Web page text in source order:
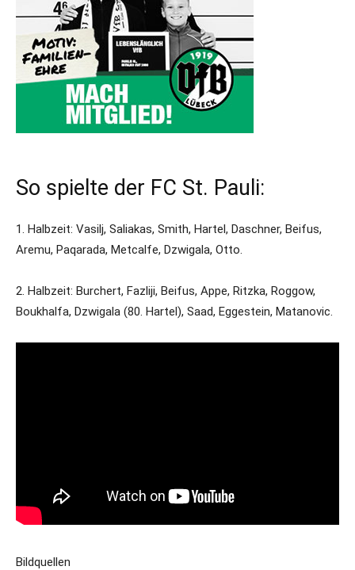
So spielte der FC St. Pauli:
1. Halbzeit: Vasilj, Saliakas, Smith, Hartel, Daschner, Beifus,
Aremu, Paqarada, Metcalfe, Dzwigala, Otto.
2. Halbzeit: Burchert, Fazliji, Beifus, Appe, Ritzka, Roggow,
Boukhalfa, Dzwigala (80. Hartel), Saad, Eggestein, Matanovic.
Bildquellen